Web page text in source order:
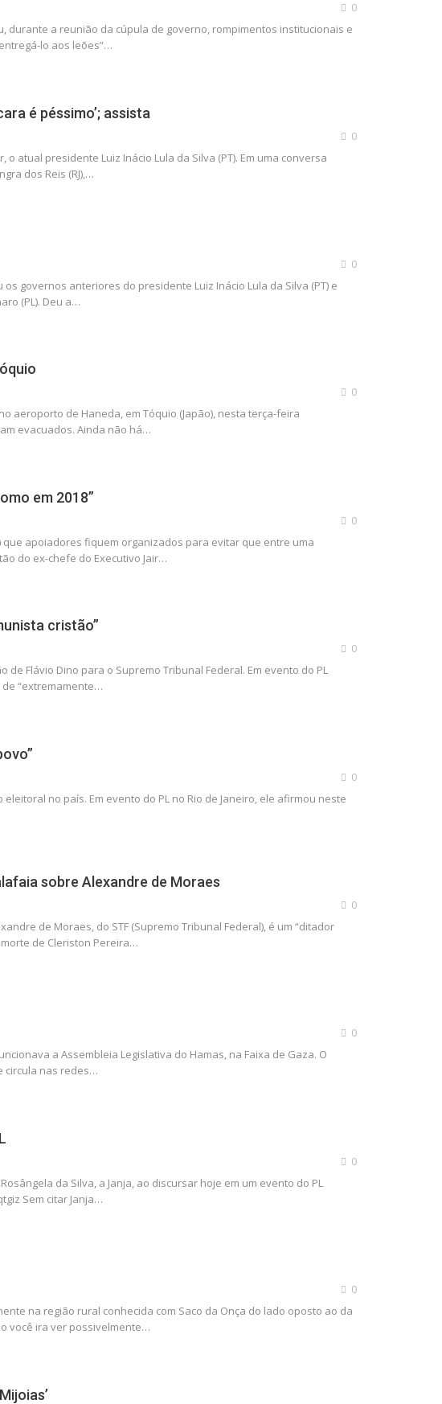
0
durante a reunião da cúpula de governo, rompimentos institucionais e
lo aos leões”…
é péssimo’; assista
0
atual presidente Luiz Inácio Lula da Silva (PT). Em uma conversa
dos Reis (RJ),…
0
governos anteriores do presidente Luiz Inácio Lula da Silva (PT) e
(PL). Deu a…
0
aeroporto de Haneda, em Tóquio (Japão), nesta terça-feira
evacuados. Ainda não há…
em 2018”
0
que apoiadores fiquem organizados para evitar que entre uma
do ex-chefe do Executivo Jair…
cristão”
0
Flávio Dino para o Supremo Tribunal Federal. Em evento do PL
de “extremamente…
0
no país. Em evento do PL no Rio de Janeiro, ele afirmou neste
sobre Alexandre de Moraes
0
de Moraes, do STF (Supremo Tribunal Federal), é um “ditador
de Cleriston Pereira…
0
a Assembleia Legislativa do Hamas, na Faixa de Gaza. O
circula nas redes…
0
da Silva, a Janja, ao discursar hoje em um evento do PL
Sem citar Janja…
0
na região rural conhecida com Saco da Onça do lado oposto ao da
você ira ver possivelmente…